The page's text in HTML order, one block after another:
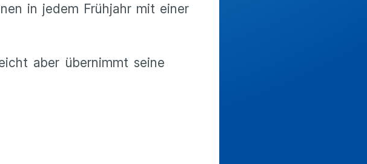
in jedem Frühjahr mit einer
aber übernimmt seine